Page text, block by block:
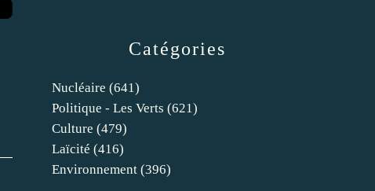
Catégories
Nucléaire (641)
Politique - Les Verts (621)
Culture (479)
Laïcité (416)
Environnement (396)